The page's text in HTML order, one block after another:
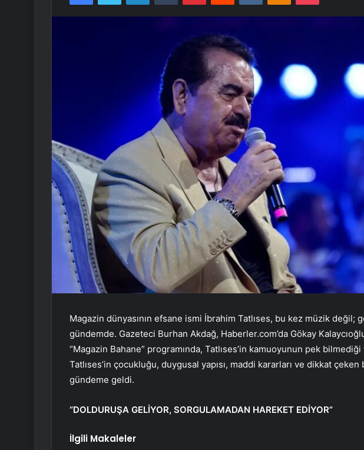
Magazin dünyasının efsane ismi İbrahim Tatlıses, bu kez müzik değil;
gündemde. Gazeteci Burhan Akdağ, Haberler.com’da Gökay
“Magazin Bahane” programında, Tatlıses’in kamuoyunun pek
Tatlıses’in çocukluğu, duygusal yapısı, maddi kararları ve dikkat
gündeme geldi.
“DOLDURUŞA GELİYOR, SORGULAMADAN HAREKET EDİYOR”
İlgili Makaleler